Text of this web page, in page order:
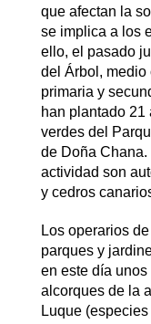
que afectan la
se implica a los
ello, el pasado
del Árbol, medio
primaria y
han plantado
verdes del
de Doña
actividad son
y cedros
Los operarios
parques y
en este día
alcorques de la
Luque